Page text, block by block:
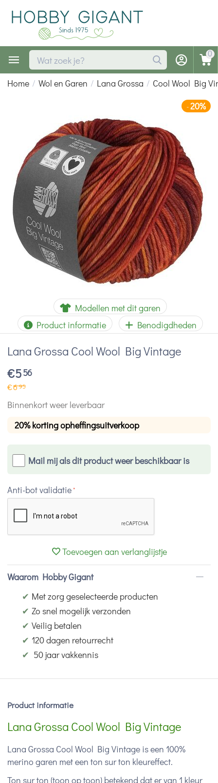
0
Home / Wol en Garen / Lana Grossa / Cool Wool Big
-20%
Modellen met dit garen
Product informatie
Benodigdheden
Lana Grossa Cool Wool Big Vintage
€556
€695
Binnenkort weer leverbaar
20% korting opheffingsuitverkoop
Mail mij als dit product weer beschikbaar is
Anti-bot validatie
Toevoegen aan verlanglijstje
Waarom Hobby Gigant
✔ Met zorg geselecteerde producten
✔ Zo snel mogelijk verzonden
✔ Veilig betalen
✔ 120 dagen retourrecht
✔ 50 jaar vakkennis
Product informatie
Lana Grossa Cool Wool Big Vintage
Lana Grossa Cool Wool Big Vintage is een 100%
merino garen met een ton sur ton kleureffect.
Ton sur ton (toon op toon) betekend dat er van 1 kleur